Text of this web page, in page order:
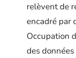
relèvent de
encadré par
Occupation
des